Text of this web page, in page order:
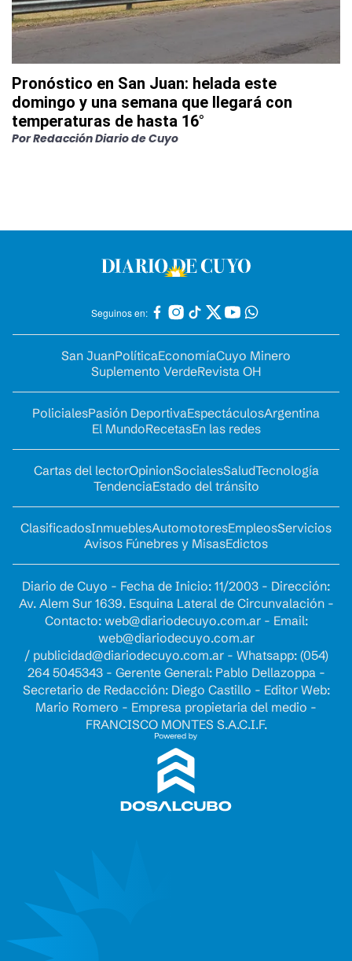
Pronóstico en San Juan: helada este
domingo y una semana que llegará con
temperaturas de hasta 16°
PorRedacción Diario de Cuyo
Seguinos en:
San JuanPolíticaEconomíaCuyo Minero
Suplemento VerdeRevista OH
PolicialesPasión DeportivaEspectáculosArgentina
El MundoRecetasEn las redes
Cartas del lectorOpinionSocialesSaludTecnología
TendenciaEstado del tránsito
ClasificadosInmueblesAutomotoresEmpleosServicios
Avisos Fúnebres y MisasEdictos
Diario de Cuyo - Fecha de Inicio: 11/2003 - Dirección:
Av. Alem Sur 1639. Esquina Lateral de Circunvalación -
Contacto: web@diariodecuyo.com.ar- Email:
web@diariodecuyo.com.ar
/ publicidad@diariodecuyo.com.ar- Whatsapp: (054)
264 5045343 - Gerente General: Pablo Dellazoppa -
Secretario de Redacción: Diego Castillo - Editor Web:
Mario Romero - Empresa propietaria del medio -
FRANCISCO MONTES S.A.C.I.F.